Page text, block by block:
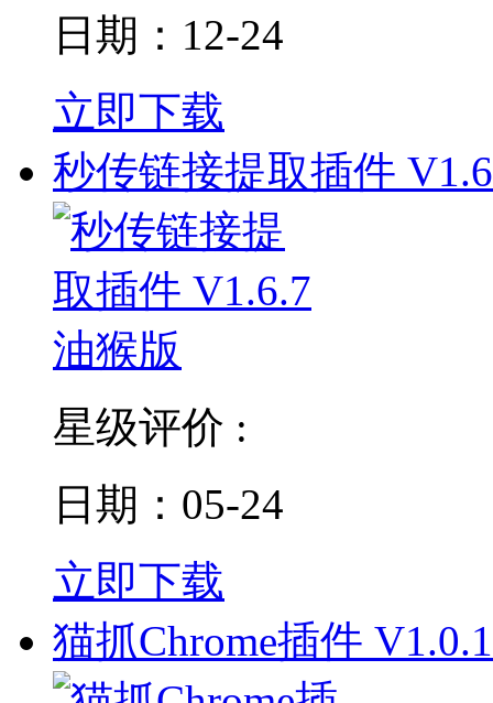
日期：12-24
立即下载
秒传链接提取插件
星级评价 :
日期：05-24
立即下载
猫抓Chrome插件